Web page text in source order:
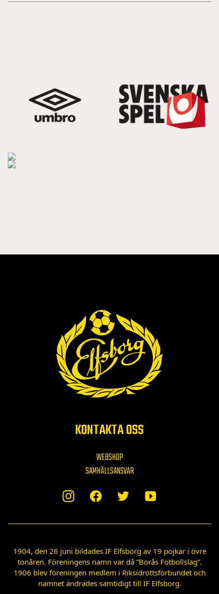
KONTAKTA OSS
WEBSHOP
SAMHÄLLSANSVAR
1904, den 26 juni bildades IF Elfsborg av 19 pojkar i övre
tonåren. Föreningens namn var då ”Borås Fotbollslag”.
1906 blev föreningen medlem i Riksidrottsförbundet och
namnet ändrades samtidigt till IF Elfsborg.